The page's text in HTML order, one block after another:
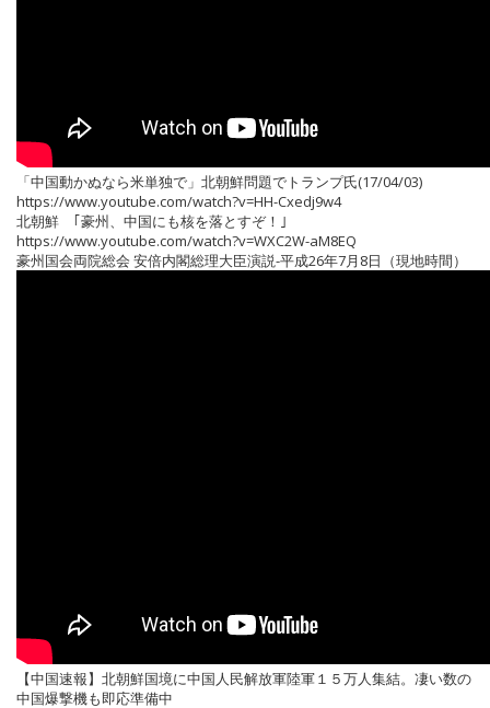
「中国動かぬなら米単独で」北朝鮮問題でトランプ氏(17/04/03)
https://www.youtube.com/watch?v=HH-Cxedj9w4
北朝鮮 ｢豪州、中国にも核を落とすぞ！｣
https://www.youtube.com/watch?v=WXC2W-aM8EQ
豪州国会両院総会 安倍内閣総理大臣演説-平成26年7月8日（現地時間）
【中国速報】北朝鮮国境に中国人民解放軍陸軍１５万人集結。凄い数の
中国爆撃機も即応準備中